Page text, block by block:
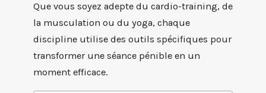
Que vous soyez adepte du cardio-training, de
la musculation ou du yoga, chaque
discipline utilise des outils spécifiques pour
transformer une séance pénible en un
moment efficace.